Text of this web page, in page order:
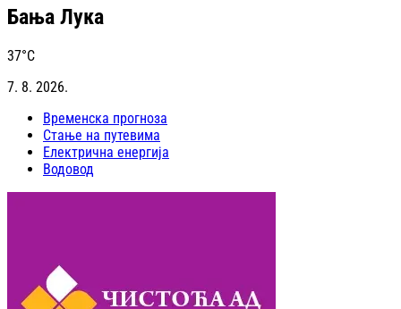
Бања Лука
37°C
7. 8. 2026.
Временска прогноза
Стање на путевима
Електрична енергија
Водовод